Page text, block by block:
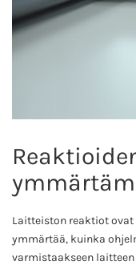
Laitteiston reaktiot ovat
ymmärtää, kuinka
varmistaakseen